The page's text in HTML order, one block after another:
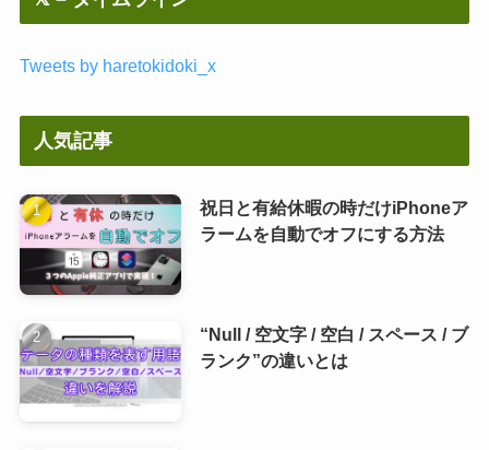
Tweets by haretokidoki_x
人気記事
祝日と有給休暇の時だけiPhoneア
ラームを自動でオフにする方法
“Null / 空文字 / 空白 / スペース / ブ
ランク”の違いとは